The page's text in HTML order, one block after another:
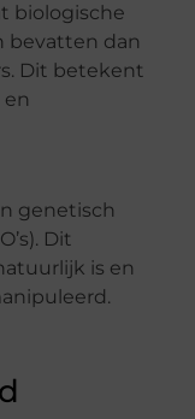
biologische
bevatten dan
Dit betekent
genetisch
Dit
is en